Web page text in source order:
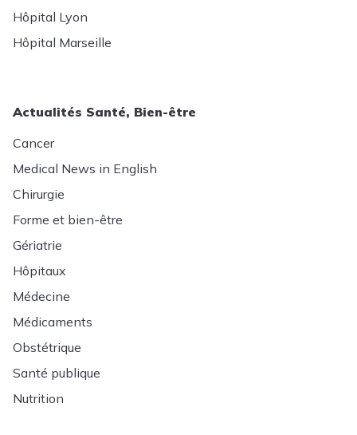
Hôpital Lyon
Hôpital Marseille
Actualités Santé, Bien-être
Cancer
Medical News in English
Chirurgie
Forme et bien-être
Gériatrie
Hôpitaux
Médecine
Médicaments
Obstétrique
Santé publique
Nutrition